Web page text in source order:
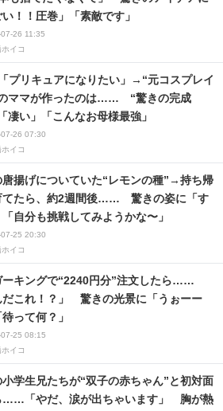
26 11:35
イコ
い！！圧巻」「素敵です」
26 07:30
イコ
プリキュアになりたい」→“元コスプレイ
ママが作ったのは…… “驚きの完成
凄い」「こんなお母様最強」
25 20:30
イコ
唐揚げについていた“レモンの種”→持ち帰
てたら、約2週間後…… 驚きの姿に「す
自分も挑戦してみようかな〜」
25 08:15
イコ
ーキングで“2240円分”注文したら……
だこれ！？」 驚きの光景に「うぉーー
って何？」
学生兄たちが“双子の赤ちゃん”と初対面
……「やだ、涙が出ちゃいます」 胸が熱